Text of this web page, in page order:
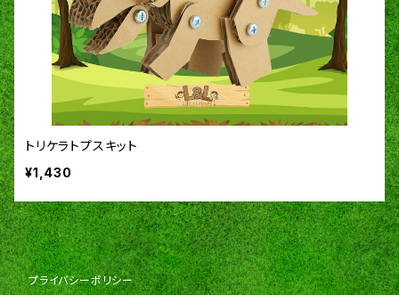
トリケラトプスキット
¥1,430
プライバシーポリシー